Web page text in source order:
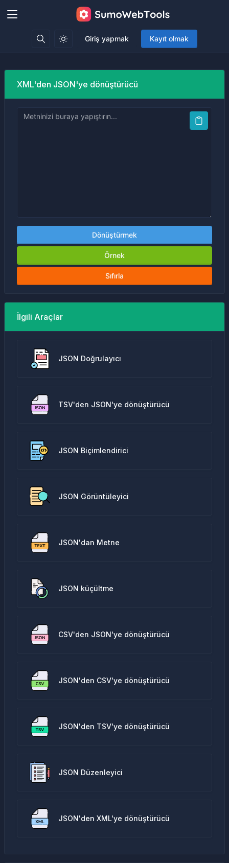
Giriş yapmak Kayıt olmak
XML'den JSON'ye dönüştürücü
Dönüştürmek
Örnek
Sıfırla
İlgili Araçlar
JSON Doğrulayıcı
TSV'den JSON'ye dönüştürücü
JSON Biçimlendirici
JSON Görüntüleyici
JSON'dan Metne
JSON küçültme
CSV'den JSON'ye dönüştürücü
JSON'den CSV'ye dönüştürücü
JSON'den TSV'ye dönüştürücü
JSON Düzenleyici
JSON'den XML'ye dönüştürücü